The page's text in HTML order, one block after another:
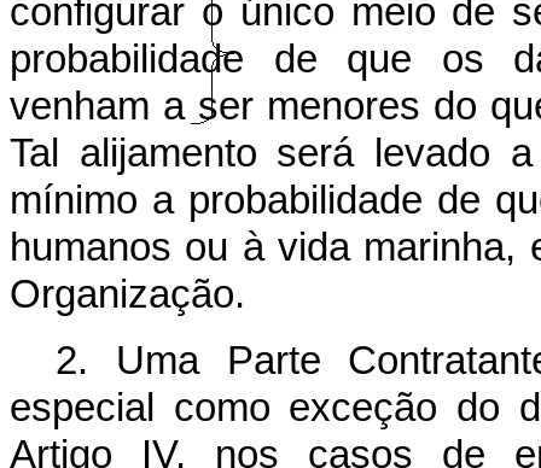
configurar o único meio de
probabilidade de que os
venham a ser menores do
Tal alijamento será levado
mínimo a probabilidade de
humanos ou à vida marinha,
Organização.
2. Uma Parte
especial como exceção do
Artigo IV, nos casos de